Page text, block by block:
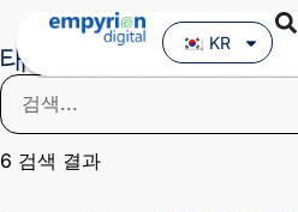
KR
태그: In the News
6 검색 결과